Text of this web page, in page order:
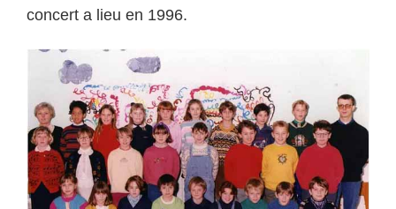
concert a lieu en 1996.